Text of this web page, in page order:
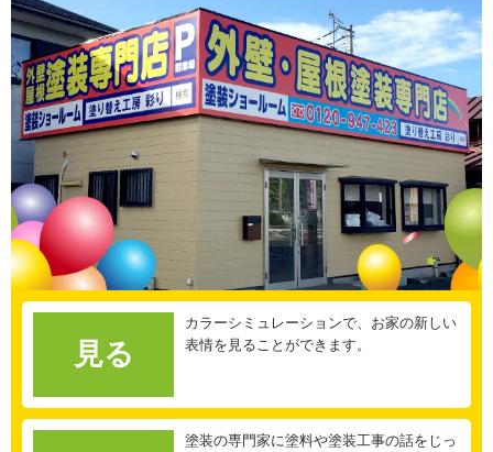
見る
カラーシミュレーションで、お家の新しい
表情を見ることができます。
塗装の専門家に塗料や塗装工事の話をじっ